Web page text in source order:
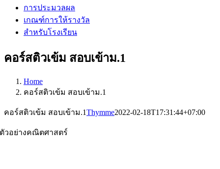
การประมวลผล
เกณฑ์การให้รางวัล
สำหรับโรงเรียน
คอร์สติวเข้ม สอบเข้าม.1
Home
คอร์สติวเข้ม สอบเข้าม.1
คอร์สติวเข้ม สอบเข้าม.1Thymme2022-02-18T17:31:44+07:00
ตัวอย่างคณิตศาสตร์